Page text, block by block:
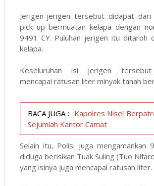
Jerigen-jerigen tersebut didapat dari
pick up bermuatan kelapa dengan
9491 CY. Puluhan jerigen itu ditaroh
kelapa.
Keseluruhan isi jerigen tersebut
mencapai ratusan liter minyak tanah
BACA JUGA : Kapolres Nisel
Sejumlah Kantor Camat
Selain itu, Polisi juga mengamankan
diduga berisikan Tuak Suling (Tuo
yang isinya juga mencapai ratusan liter.